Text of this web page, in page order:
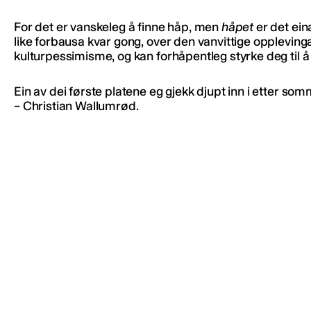
For det er vanskeleg å finne håp, menhåpeter det
like forbausa kvar gong, over den vanvittige
kulturpessimisme, og kan forhåpentleg styrke deg til
Ein av dei første platene eg gjekk djupt inn i etter
– Christian Wallumrød.